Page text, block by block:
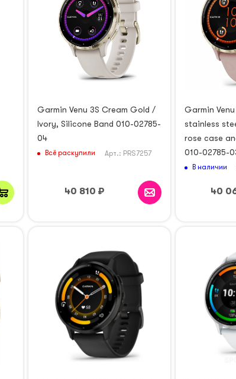
Garmin Venu 3S Cream Gold /
Ivory, Silicone Band 010-02785-
04
Всё раскупили Арт.: PRS7257
40 810 ₽
Garmin
stainless
rose case
010-02785-
В наличии
40